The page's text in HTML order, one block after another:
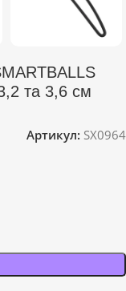
та 3,6 см
Артикул: SX0964